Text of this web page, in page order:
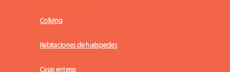
Coliving
Habitaciones de huéspedes
Casas enteras